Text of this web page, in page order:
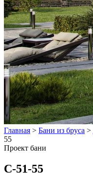
Главная > Бани из бруса >
55
Проект бани
C-51-55